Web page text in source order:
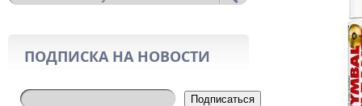
ПОДПИСКА НА НОВОСТИ
Подписаться